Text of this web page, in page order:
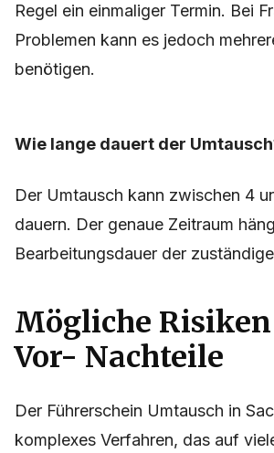
Regel ein einmaliger Termin. Bei
Problemen kann es jedoch
benötigen.
Wie lange dauert der
Der Umtausch kann zwischen 4
dauern. Der genaue Zeitraum
Bearbeitungsdauer der
Mögliche
Vor- Nachteile
Der Führerschein Umtausch in
komplexes Verfahren, das auf